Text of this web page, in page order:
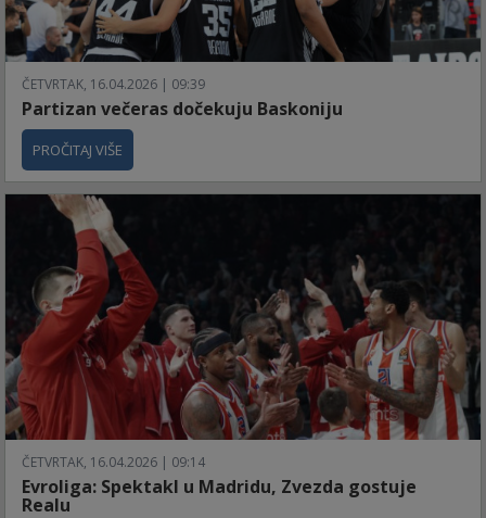
ČETVRTAK, 16.04.2026 | 09:39
Partizan večeras dočekuju Baskoniju
PROČITAJ VIŠE
ČETVRTAK, 16.04.2026 | 09:14
Evroliga: Spektakl u Madridu, Zvezda gostuje
Realu